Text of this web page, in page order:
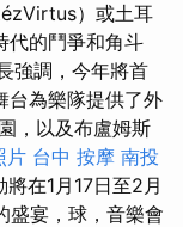
）或土耳
代的鬥爭和角斗
強調，今年將首
台為樂隊提供了外
，以及布盧姆斯
片 台中 按摩 南投
在1月17日至2月
盛宴，球，音樂會